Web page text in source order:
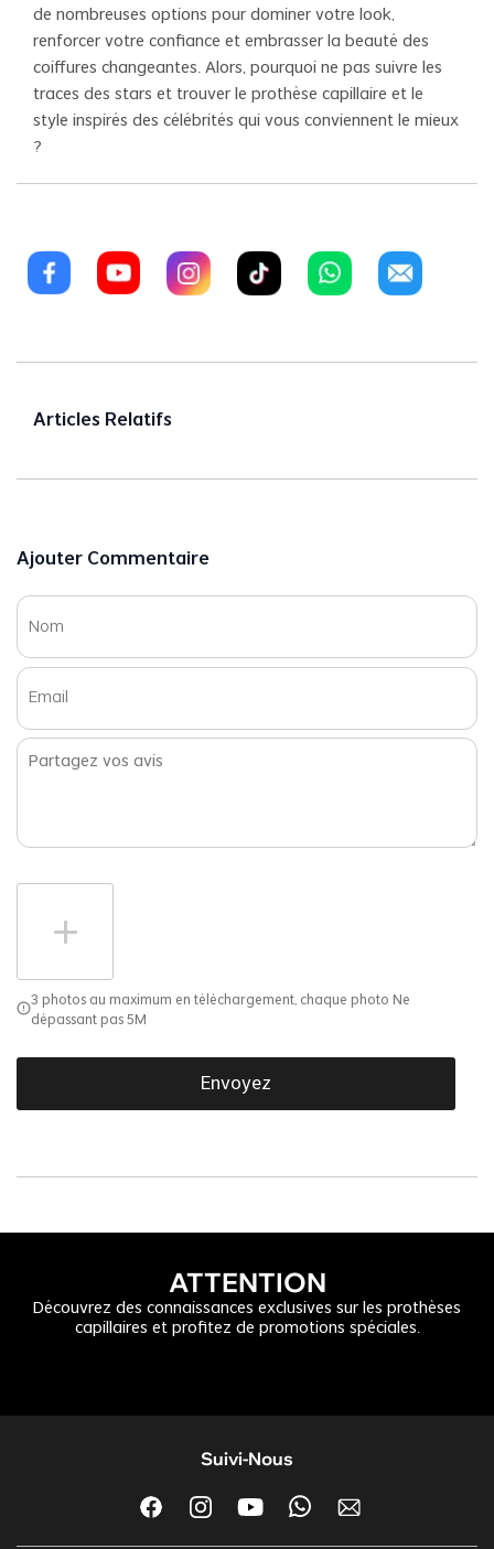
de nombreuses options pour dominer votre look,
renforcer votre confiance et embrasser la beauté des
coiffures changeantes. Alors, pourquoi ne pas suivre les
traces des stars et trouver le prothèse capillaire et le
style inspirés des célébrités qui vous conviennent le mieux
?
Articles Relatifs
Ajouter Commentaire
3 photos au maximum en téléchargement, chaque photo Ne
dépassant pas 5M
Envoyez
ATTENTION
Découvrez des connaissances exclusives sur les prothèses
capillaires et profitez de promotions spéciales.
Suivi-Nous